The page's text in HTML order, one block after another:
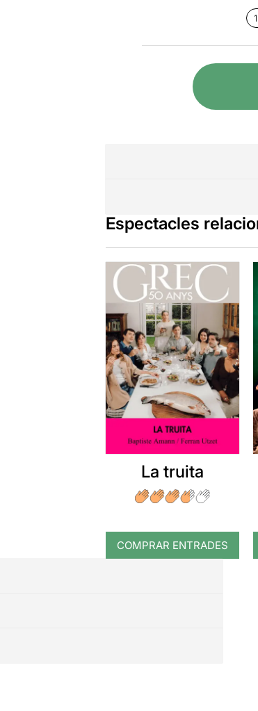
Espectacles
La truita
COMPRAR ENTRADES